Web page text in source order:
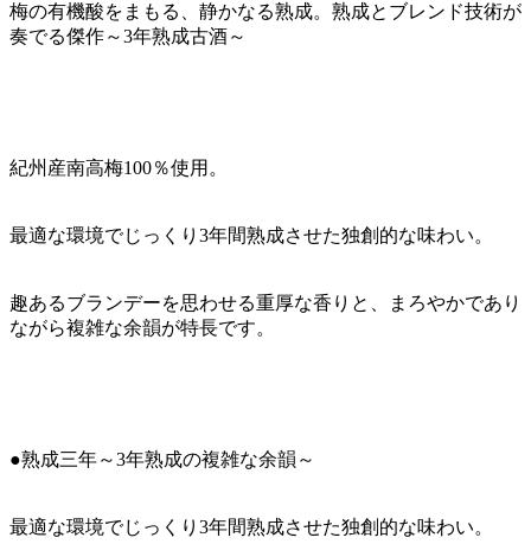
梅の有機酸をまもる、静かなる熟成。熟成とブレンド技術が
奏でる傑作～3年熟成古酒～
紀州産南高梅100％使用。
最適な環境でじっくり3年間熟成させた独創的な味わい。
趣あるブランデーを思わせる重厚な香りと、まろやかであり
ながら複雑な余韻が特長です。
●熟成三年～3年熟成の複雑な余韻～
最適な環境でじっくり3年間熟成させた独創的な味わい。